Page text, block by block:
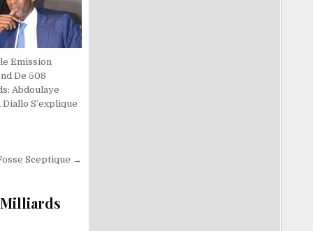
Emission
De 508
Abdoulaye
Diallo S’explique
Sceptique →
Milliards